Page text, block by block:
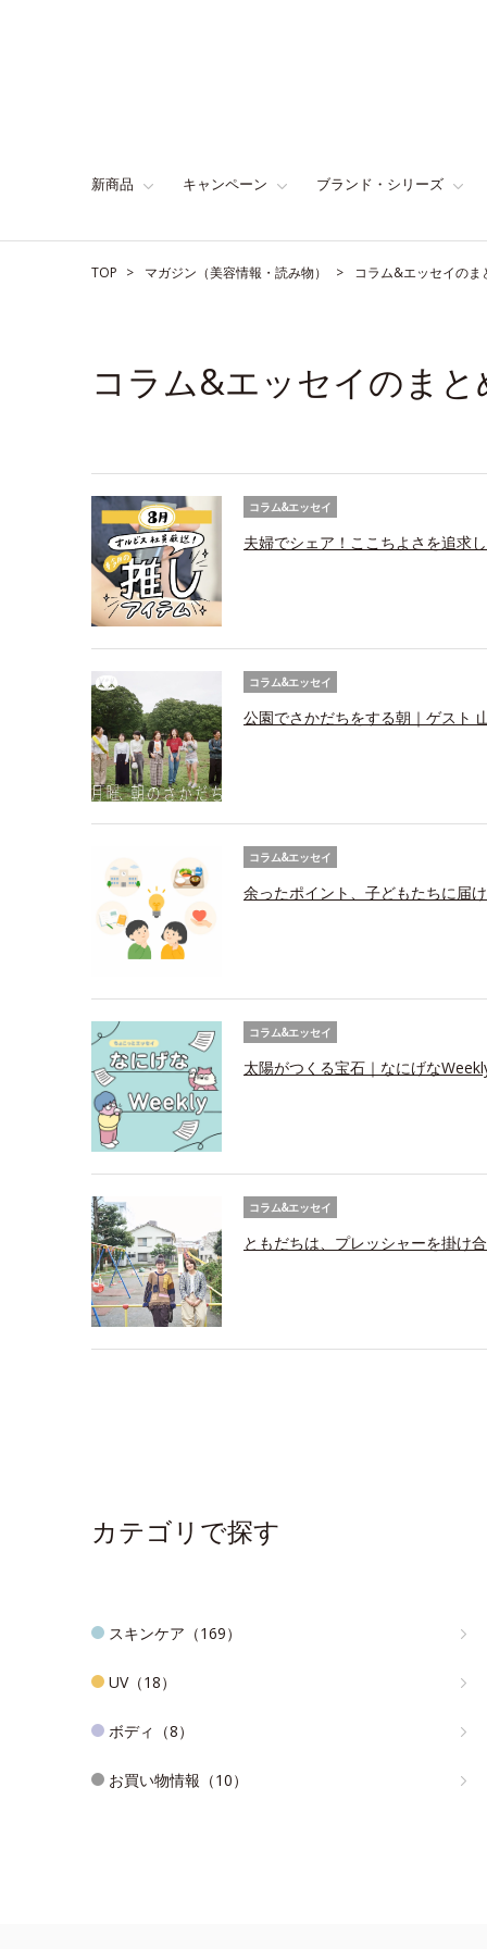
新商品 キャンペーン ブランド・シリーズ
TOP マガジン（美容情報・読み物） コラム&エッセイのま
コラム&エッセイのまと
コラム&エッセイ
夫婦でシェア！ここちよさを追求
コラム&エッセイ
公園でさかだちをする朝｜ゲスト
コラム&エッセイ
余ったポイント、子どもたちに届
コラム&エッセイ
太陽がつくる宝石｜なにげな
コラム&エッセイ
ともだちは、プレッシャーを掛け
カテゴリで探す
スキンケア（169）
UV（18）
ボディ（8）
お買い物情報（10）